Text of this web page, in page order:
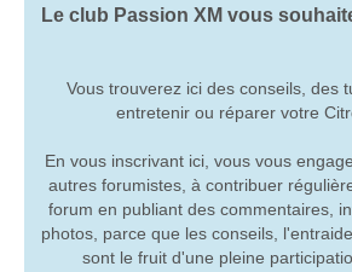
Le club Passion XM vous
Vous trouverez ici des conseils, des
entretenir ou réparer votre
En vous inscrivant ici, vous vous
autres forumistes, à contribuer
forum en publiant des commentaires,
photos, parce que les conseils,
sont le fruit d'une pleine